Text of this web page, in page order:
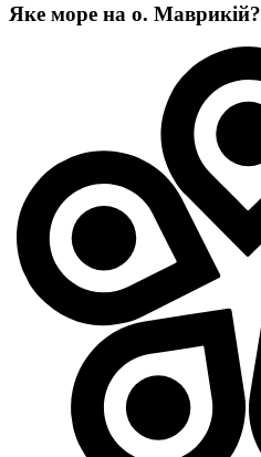
Яке море на о. Маврикій?